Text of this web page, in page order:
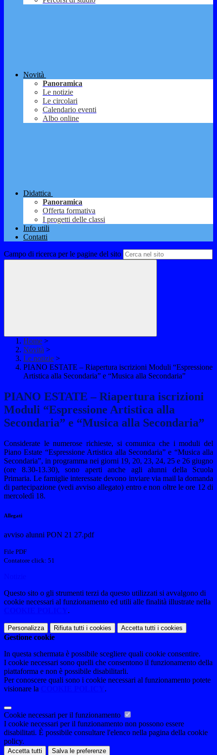
Novità
Panoramica
Le notizie
Le circolari
Calendario eventi
Albo online
Didattica
Panoramica
Offerta formativa
I progetti delle classi
Info utili
Contatti
Campo di ricerca per le pagine del sito
Home >
Novità >
Le notizie >
PIANO ESTATE – Riapertura iscrizioni Moduli “Espressione
Artistica alla Secondaria” e “Musica alla Secondaria”
PIANO ESTATE – Riapertura iscrizioni
Moduli “Espressione Artistica alla
Secondaria” e “Musica alla Secondaria”
Considerate le numerose richieste, si comunica che i moduli del
Piano Estate “Espressione Artistica alla Secondaria” e “Musica alla
Secondaria”, in programma nei giorni 19, 20, 23, 24, 25 e 26 giugno
(ore 8.30-13.30), sono aperti anche agli alunni della Scuola
Primaria. Le famiglie interessate devono inviare via mail la domanda
di partecipazione (vedi avviso allegato) entro e non oltre le ore 12 di
mercoledì 18.
Allegati
avviso alunni PON 21 27.pdf
File PDF
Contatore click: 51
Questo sito o gli strumenti terzi da questo utilizzati si avvalgono di
cookie necessari al funzionamento ed utili alle finalità illustrate nella
.
Personalizza Rifiuta tutti i cookies Accetta tutti i cookies
Gestione cookie
In questa schermata è possibile scegliere quali cookie consentire.
I cookie necessari sono quelli che consentono il funzionamento della
piattaforma e non è possibile disabilitarli.
Per conoscere quali sono i cookie necessari al funzionamento potete
visionare la
.
Cookie necessari per il funzionamento
I cookie necessari per il funzionamento non possono essere
disabilitati. È possibile consultare l'elenco nella pagina della cookie
policy.
Accetta tutti Salva le preferenze